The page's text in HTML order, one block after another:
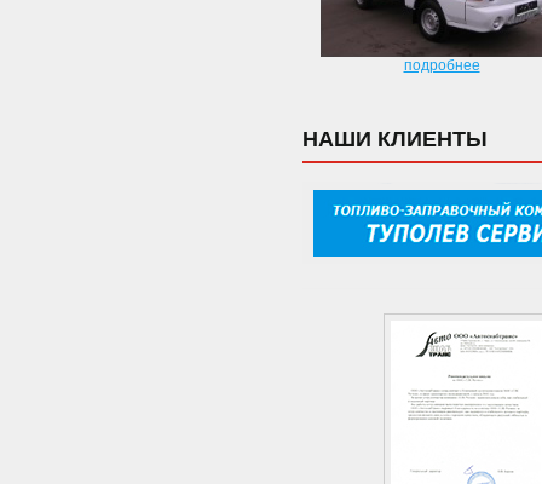
подробнее
НАШИ КЛИЕНТЫ